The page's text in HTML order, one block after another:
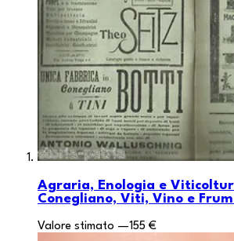
Agraria, Enologia e
Conegliano, Viti, Vino e
Valore stimato —155 €